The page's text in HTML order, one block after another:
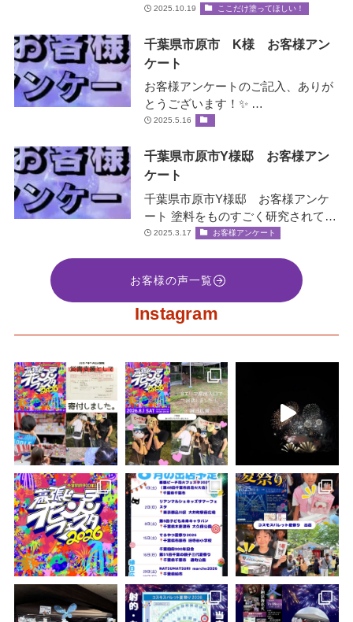
た！✨ 機械式立体駐車場とは？ エレ
2025.10.19 ここだけ塗ってほしい！
千葉県市原市 K様 お客様アン
ケート
お客様アンケートのご記入、ありが
とうございます！✨ …
2025.5.16
千葉県市原市Y様邸 お客様アン
ケート
千葉県市原市Y様邸 お客様アンケ
ート 塗料をものすごく研究されてい
て、お客様の大事な家を守ると言う
2025.3.17 お客様アンケート
お客様の声一覧
Instagram